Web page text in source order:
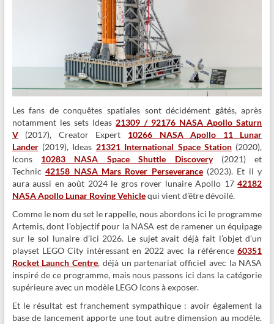
Les fans de conquêtes spatiales sont décidément gâtés, après
notamment les sets Ideas 21309 / 92176 NASA Apollo Saturn
V(2017), Creator Expert 10266 NASA Apollo 11 Lunar
Lander(2019), Ideas 21321 International Space Station(2020),
Icons 10283 NASA Space Shuttle Discovery(2021) et
Technic42158 NASA Mars Rover Perseverance(2023). Et il y
aura aussi en août 2024 le gros rover lunaire Apollo 1742182
NASA Apollo Lunar Roving Vehiclequi vient d’être dévoilé.
Comme le nom du set le rappelle, nous abordons ici le programme
Artemis, dont l’objectif pour la NASA est de ramener un équipage
sur le sol lunaire d’ici 2026. Le sujet avait déjà fait l’objet d’un
playset LEGO City intéressant en 2022 avec la référence60351
Rocket Launch Centre, déjà un partenariat officiel avec la NASA
inspiré de ce programme, mais nous passons ici dans la catégorie
supérieure avec un modèle LEGO Icons à exposer.
Et le résultat est franchement sympathique : avoir également la
base de lancement apporte une tout autre dimension au modèle.